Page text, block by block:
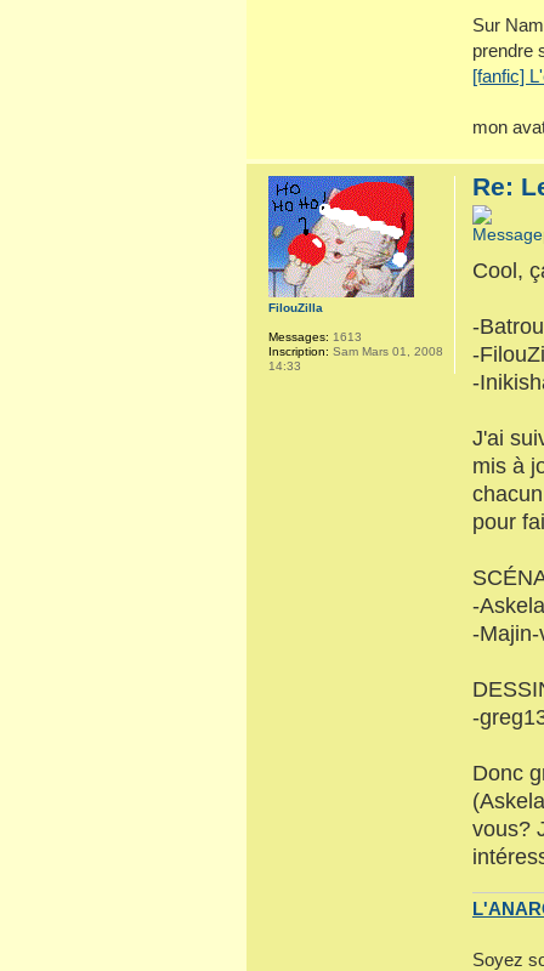
Sur
prendre
[fanfic]
mon
Re:
Cool,
-
-
-
J'ai
mis à
pour
-
-
-
Donc
vous?
Soyez
FilouZilla
Messages: 1613
Inscription: Sam Mars 01, 2008
14:33